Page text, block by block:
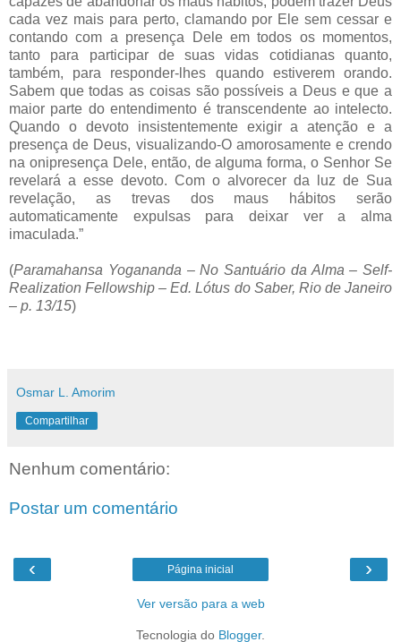
cada vez mais para perto, clamando por Ele sem cessar e
contando com a presença Dele em todos os momentos,
tanto para participar de suas vidas cotidianas quanto,
também, para responder-lhes quando estiverem orando.
Sabem que todas as coisas são possíveis a Deus e que a
maior parte do entendimento é transcendente ao intelecto.
Quando o devoto insistentemente exigir a atenção e a
presença de Deus, visualizando-O amorosamente e crendo
na onipresença Dele, então, de alguma forma, o Senhor Se
revelará a esse devoto. Com o alvorecer da luz de Sua
revelação, as trevas dos maus hábitos serão
automaticamente expulsas para deixar ver a alma
imaculada.”
(Paramahansa Yogananda – No Santuário da Alma – Self-
Realization Fellowship – Ed. Lótus do Saber, Rio de Janeiro
– p. 13/15)
Osmar L. Amorim
Compartilhar
Nenhum comentário:
Postar um comentário
‹ ›
Página inicial
Ver versão para a web
Tecnologia do Blogger.